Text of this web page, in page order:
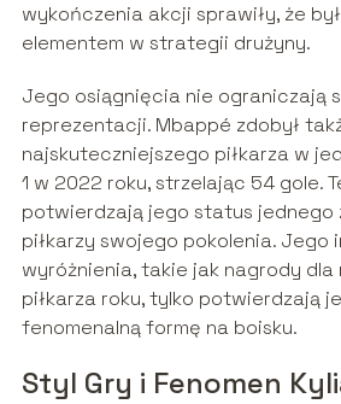
wykończenia akcji sprawiły, że
elementem w strategii drużyny.
Jego osiągnięcia nie ograniczają
reprezentacji. Mbappé zdobył
najskuteczniejszego piłkarza w
1 w 2022 roku, strzelając 54 gole.
potwierdzają jego status jednego
piłkarzy swojego pokolenia. Jego
wyróżnienia, takie jak nagrody dla
piłkarza roku, tylko potwierdzają
fenomenalną formę na boisku.
Styl Gry i Fenomen